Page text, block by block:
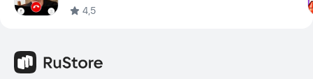
4,5